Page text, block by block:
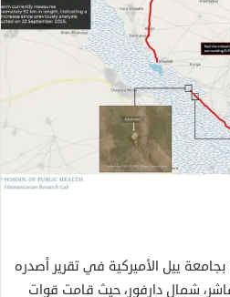
ييل الأميركية في تقرير أصدره
شمال دارفور، حيث قامت قوات